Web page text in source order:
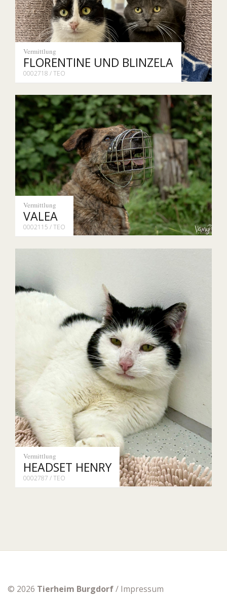
Vermittlung
FLORENTINE UND BLINZELA
0002718 / TEO
Vermittlung
VALEA
0002115 / TEO
Vermittlung
HEADSET HENRY
0002787 / TEO
© 2026 Tierheim Burgdorf/ Impressum